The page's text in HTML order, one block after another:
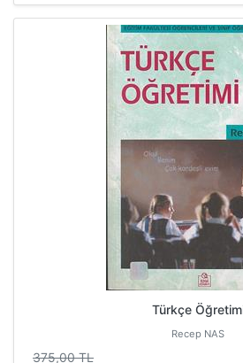
Türkçe
Recep NAS
375,00 TL